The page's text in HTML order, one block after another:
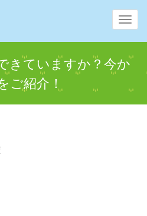
きていますか？今か
ご紹介！